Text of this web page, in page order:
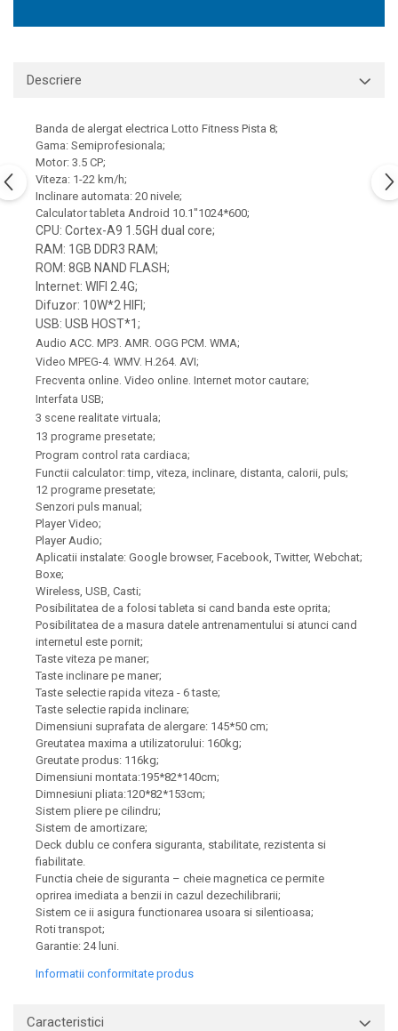
Descriere
Banda de alergat electrica Lotto Fitness Pista 8;
Gama: Semiprofesionala;
Motor: 3.5 CP;
Viteza: 1-22 km/h;
Inclinare automata: 20 nivele;
Calculator tableta Android 10.1"1024*600;
CPU: Cortex-A9 1.5GH dual core;
RAM: 1GB DDR3 RAM;
ROM: 8GB NAND FLASH;
Internet: WIFI 2.4G;
Difuzor: 10W*2 HIFI;
USB: USB HOST*1;
Audio ACC. MP3. AMR. OGG PCM. WMA;
Video MPEG-4. WMV. H.264. AVI;
Frecventa online. Video online. Internet motor cautare;
Interfata USB;
3 scene realitate virtuala;
13 programe presetate;
Program control rata cardiaca;
Functii calculator: timp, viteza, inclinare, distanta, calorii, puls;
12 programe presetate;
Senzori puls manual;
Player Video;
Player Audio;
Aplicatii instalate: Google browser, Facebook, Twitter, Webchat;
Boxe;
Wireless, USB, Casti;
Posibilitatea de a folosi tableta si cand banda este oprita;
Posibilitatea de a masura datele antrenamentului si atunci cand
internetul este pornit;
Taste viteza pe maner;
Taste inclinare pe maner;
Taste selectie rapida viteza - 6 taste;
Taste selectie rapida inclinare;
Dimensiuni suprafata de alergare: 145*50 cm;
Greutatea maxima a utilizatorului: 160kg;
Greutate produs: 116kg;
Dimensiuni montata:195*82*140cm;
Dimnesiuni pliata:120*82*153cm;
Sistem pliere pe cilindru;
Sistem de amortizare;
Deck dublu ce confera siguranta, stabilitate, rezistenta si
fiabilitate.
Functia cheie de siguranta – cheie magnetica ce permite
oprirea imediata a benzii in cazul dezechilibrarii;
Sistem ce ii asigura functionarea usoara si silentioasa;
Roti transpot;
Garantie: 24 luni.
Informatii conformitate produs
Caracteristici